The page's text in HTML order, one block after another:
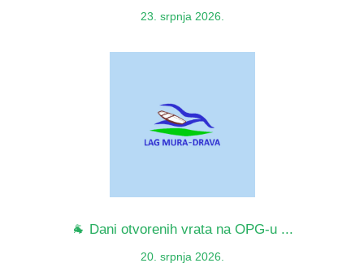
23. srpnja 2026.
🐐 Dani otvorenih vrata na OPG-u ...
20. srpnja 2026.